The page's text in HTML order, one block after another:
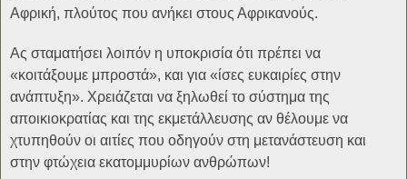
Αφρική, πλούτος που ανήκει στους Αφρικανούς.
Ας σταματήσει λοιπόν η υποκρισία ότι πρέπει να
«κοιτάξουμε μπροστά», και για «ίσες ευκαιρίες στην
ανάπτυξη». Χρειάζεται να ξηλωθεί το σύστημα της
αποικιοκρατίας και της εκμετάλλευσης αν θέλουμε να
χτυπηθούν οι αιτίες που οδηγούν στη μετανάστευση και
στην φτώχεια εκατομμυρίων ανθρώπων!